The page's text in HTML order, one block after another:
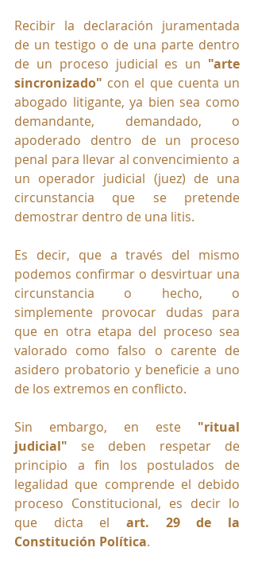
Recibir la declaración juramentada
de un testigo o de una parte dentro
de un proceso judicial es un "arte
sincronizado" con el que cuenta un
abogado litigante, ya bien sea como
demandante, demandado, o
apoderado dentro de un proceso
penal para llevar al convencimiento a
un operador judicial (juez) de una
circunstancia que se pretende
demostrar dentro de una litis.
Es decir, que a través del mismo
podemos confirmar o desvirtuar una
circunstancia o hecho, o
simplemente provocar dudas para
que en otra etapa del proceso sea
valorado como falso o carente de
asidero probatorio y beneficie a uno
de los extremos en conflicto.
Sin embargo, en este "ritual
judicial" se deben respetar de
principio a fin los postulados de
legalidad que comprende el debido
proceso Constitucional, es decir lo
que dicta el art. 29 de la
Constitución Política.